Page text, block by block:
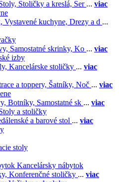
Stoličky a kreslá, Ser ... viac
Vystavené kuchyne, Drezy a d ...
Samostatné skrinky, Ko ... viac
izby
Kancelárske stoličky ... viac
a toppery, Šatníky, Noč ... viac
Botníky, Samostatné sk ... viac
a stoličky
a barové stol ... viac
stoly
Kancelársky nábytok
Konferenčné stoličky ... viac